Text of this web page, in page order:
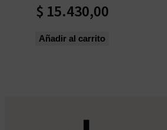
$ 15.430,00
Añadir al carrito